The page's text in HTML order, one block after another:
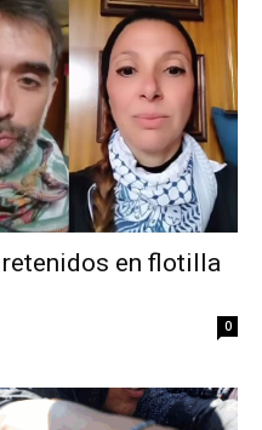
retenidos en flotilla
0